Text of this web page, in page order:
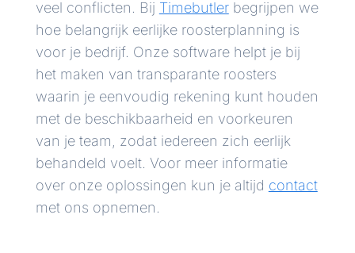
veel conflicten. Bij Timebutlerbegrijpen we
hoe belangrijk eerlijke roosterplanning is
voor je bedrijf. Onze software helpt je bij
het maken van transparante roosters
waarin je eenvoudig rekening kunt houden
met de beschikbaarheid en voorkeuren
van je team, zodat iedereen zich eerlijk
behandeld voelt. Voor meer informatie
over onze oplossingen kun je altijd contact
met ons opnemen.